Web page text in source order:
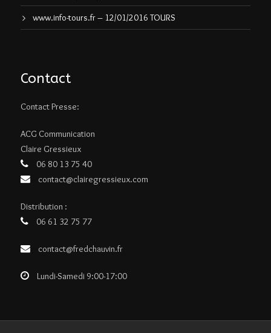
www.info-tours.fr – 12/01/2016 TOURS
Contact
Contact Presse:
ACG Communication
Claire Gressieux
06 80 13 75 40
contact@clairegressieux.com
Distribution :
06 61 32 75 77
contact@fredchauvin.fr
Lundi-Samedi 9:00-17:00